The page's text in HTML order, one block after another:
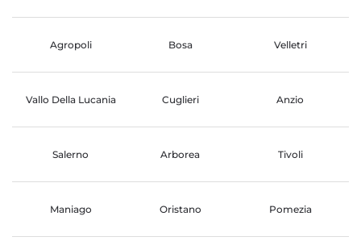
Agropoli Bosa Velletri
Vallo Della Lucania Cuglieri Anzio
Salerno Arborea Tivoli
Maniago Oristano Pomezia